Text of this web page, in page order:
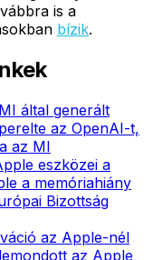
is a
bízik.
által generált
az OpenAI-t,
az MI
eszközei a
a memóriahiány
Bizottság
az Apple-nél
az Apple